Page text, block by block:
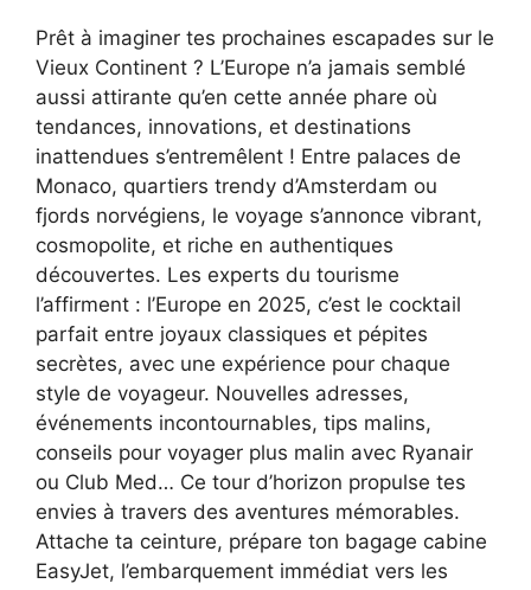
Prêt à imaginer tes prochaines escapades sur le
Vieux Continent ? L’Europe n’a jamais semblé
aussi attirante qu’en cette année phare où
tendances, innovations, et destinations
inattendues s’entremêlent ! Entre palaces de
Monaco, quartiers trendy d’Amsterdam ou
fjords norvégiens, le voyage s’annonce vibrant,
cosmopolite, et riche en authentiques
découvertes. Les experts du tourisme
l’affirment : l’Europe en 2025, c’est le cocktail
parfait entre joyaux classiques et pépites
secrètes, avec une expérience pour chaque
style de voyageur. Nouvelles adresses,
événements incontournables, tips malins,
conseils pour voyager plus malin avec Ryanair
ou Club Med… Ce tour d’horizon propulse tes
envies à travers des aventures mémorables.
Attache ta ceinture, prépare ton bagage cabine
EasyJet, l’embarquement immédiat vers les